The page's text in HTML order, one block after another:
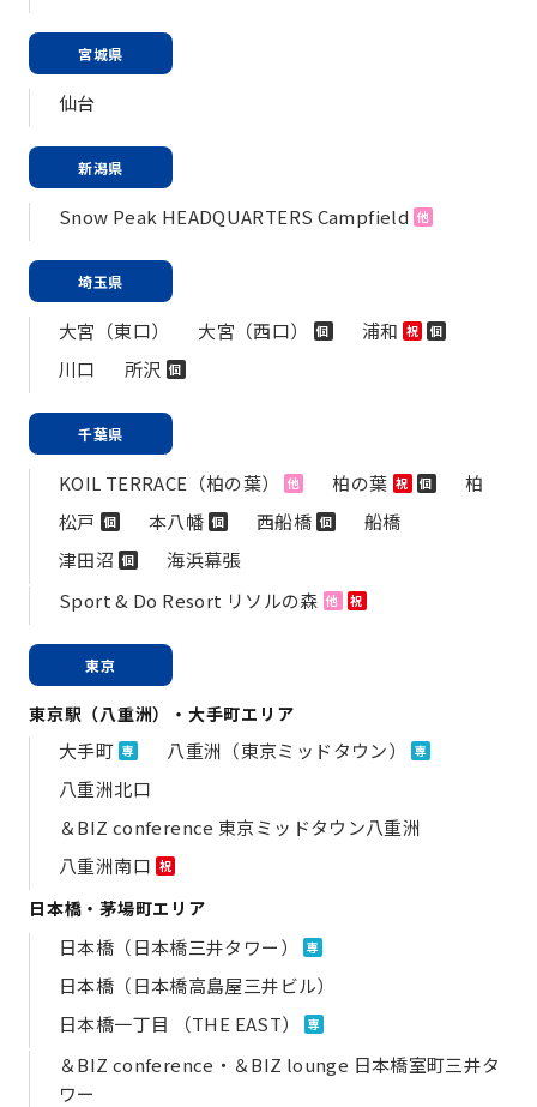
宮城県
仙台
新潟県
Snow Peak HEADQUARTERS Campfield 他
埼玉県
大宮（東口） 大宮（西口） 個 浦和 祝 個
川口 所沢 個
千葉県
KOIL TERRACE（柏の葉） 他 柏の葉 祝 個
柏
松戸 個 本八幡 個 西船橋 個
船橋
津田沼 個
海浜幕張
Sport & Do Resort リソルの森 他 祝
東京
東京駅（八重洲）・大手町エリア
大手町 専 八重洲（東京ミッドタウン） 専
八重洲北口
＆BIZ conference 東京ミッドタウン八重洲
八重洲南口 祝
日本橋・茅場町エリア
日本橋（日本橋三井タワー） 専
日本橋（日本橋高島屋三井ビル）
日本橋一丁目 （THE EAST）
専
＆BIZ conference・＆BIZ lounge 日本橋室町三井タ
ワー